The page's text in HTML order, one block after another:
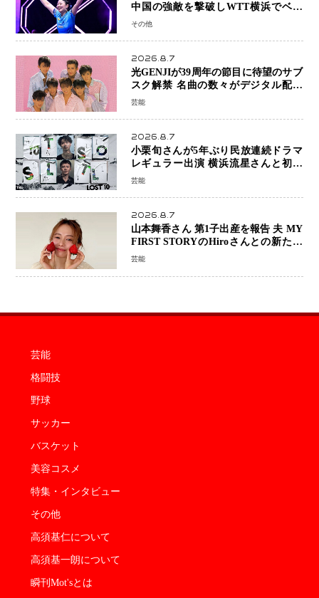
中国の強敵を撃破しWTT横浜でベス
ト8進出
その他
2026.8.7
光GENJIが39周年の節目に待望のサブ
スク解禁 名曲の数々がデジタル配信
へ 40周年へ向け1年間で全作品を順次
芸能
2026.8.7
小栗旬さんが5年ぶり民放連続ドラマ
レギュラー出演 横浜流星さんと初共
演『LOST10』で異色バディ結成
芸能
2026.8.7
山本舞香さん 第1子出産を報告 夫 MY
FIRST STORYのHiroさんとの新たな
家族生活「母子ともに健康」
芸能
芸能
格闘技
野球
サッカー
バスケット
美容コスメ
特集・インタビュー
その他
高須基仁について
高須基一朗について
瞬刊Mot'sとは